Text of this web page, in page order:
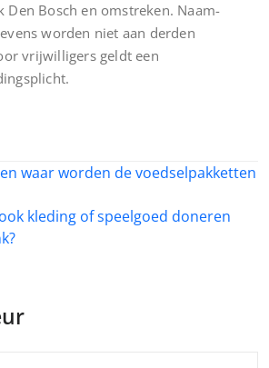
Den Bosch en omstreken. Naam-
worden niet aan derden
vrijwilligers geldt een
waar worden de voedselpakketten
kleding of speelgoed doneren